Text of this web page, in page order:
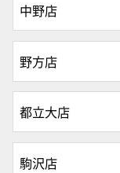
中野店
野方店
都立大店
駒沢店